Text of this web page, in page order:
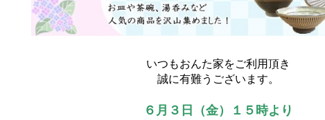
いつもおんた家をご利用頂き
誠に有難うございます。
６月３日（金）１５時より